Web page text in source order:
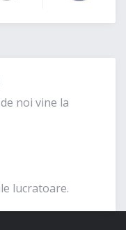
noi vine la
lucratoare.